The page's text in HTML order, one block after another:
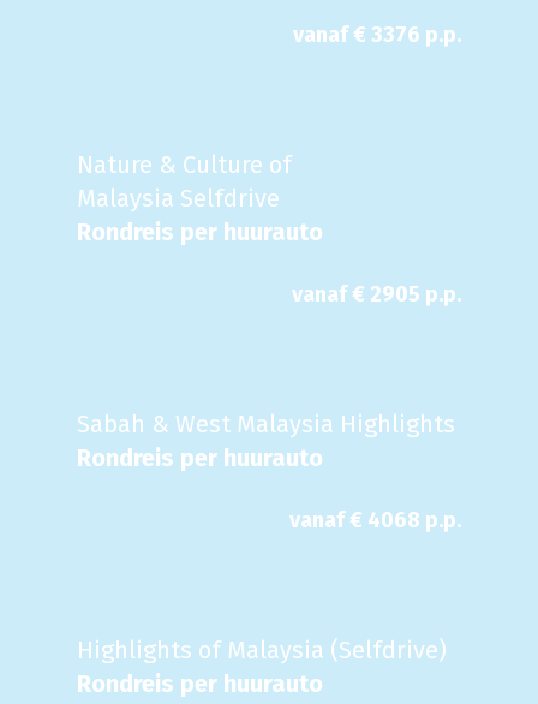
vanaf € 3376 p.p.
Nature & Culture of
Malaysia Selfdrive
Rondreis per huurauto
vanaf € 2905 p.p.
Sabah & West Malaysia Highlights
Rondreis per huurauto
vanaf € 4068 p.p.
Highlights of Malaysia (Selfdrive)
Rondreis per huurauto